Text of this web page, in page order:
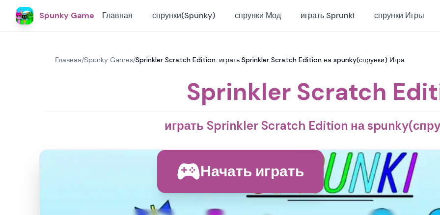
Spunky Game Главная спрунки(Spunky) спрунки Мод играть Sprunki спрунки Игры
Главная/Spunky Games/Sprinkler Scratch Edition: играть Sprinkler Scratch Edition на spunky(спрунки) Игра
Sprinkler Scratch
играть Sprinkler Scratch Edition на
Начать играть